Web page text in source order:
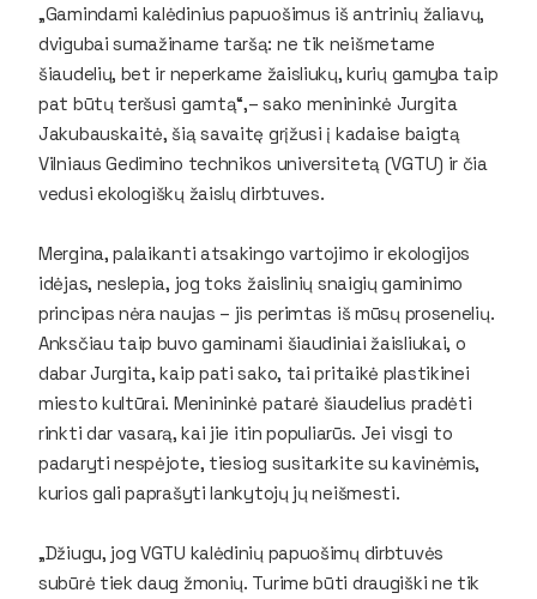
„Gamindami kalėdinius papuošimus iš antrinių žaliavų,
dvigubai sumažiname taršą: ne tik neišmetame
šiaudelių, bet ir neperkame žaisliukų, kurių gamyba taip
pat būtų teršusi gamtą“,– sako menininkė Jurgita
Jakubauskaitė, šią savaitę grįžusi į kadaise baigtą
Vilniaus Gedimino technikos universitetą (VGTU) ir čia
vedusi ekologiškų žaislų dirbtuves.
Mergina, palaikanti atsakingo vartojimo ir ekologijos
idėjas, neslepia, jog toks žaislinių snaigių gaminimo
principas nėra naujas – jis perimtas iš mūsų prosenelių.
Anksčiau taip buvo gaminami šiaudiniai žaisliukai, o
dabar Jurgita, kaip pati sako, tai pritaikė plastikinei
miesto kultūrai. Menininkė patarė šiaudelius pradėti
rinkti dar vasarą, kai jie itin populiarūs. Jei visgi to
padaryti nespėjote, tiesiog susitarkite su kavinėmis,
kurios gali paprašyti lankytojų jų neišmesti.
„Džiugu, jog VGTU kalėdinių papuošimų dirbtuvės
subūrė tiek daug žmonių. Turime būti draugiški ne tik